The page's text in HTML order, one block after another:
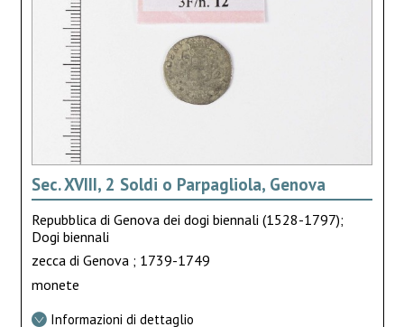
Sec. XVIII, 2 Soldi o Parpagliola, Genova
Repubblica di Genova dei dogi biennali (1528-1797);
Dogi biennali
zecca di Genova ; 1739-1749
monete
Informazioni di dettaglio